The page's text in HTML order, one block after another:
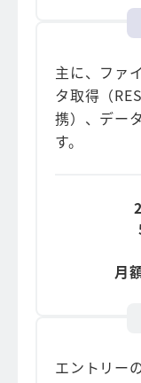
主に、ファ
タ取得（
携）、デー
す。
月
エントリー